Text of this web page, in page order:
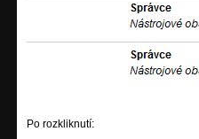
Po rozkliknutí: